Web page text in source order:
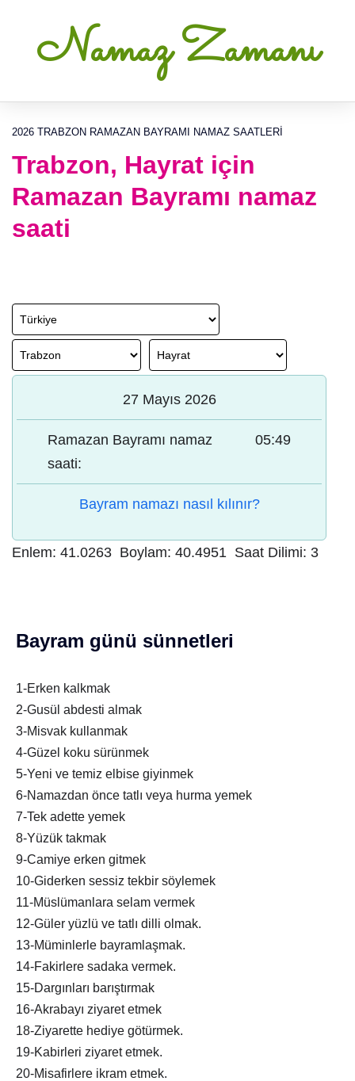
Namaz Zamanı
2026 TRABZON RAMAZAN BAYRAMI NAMAZ SAATLERI
Trabzon, Hayrat için
Ramazan Bayramı namaz
saati
27 Mayıs 2026
Ramazan Bayramı namaz
saati:
05:49
Bayram namazı nasıl kılınır?
Enlem: 41.0263 Boylam: 40.4951 Saat Dilimi: 3
Bayram günü sünnetleri
1-Erken kalkmak
2-Gusül abdesti almak
3-Misvak kullanmak
4-Güzel koku sürünmek
5-Yeni ve temiz elbise giyinmek
6-Namazdan önce tatlı veya hurma yemek
7-Tek adette yemek
8-Yüzük takmak
9-Camiye erken gitmek
10-Giderken sessiz tekbir söylemek
11-Müslümanlara selam vermek
12-Güler yüzlü ve tatlı dilli olmak.
13-Müminlerle bayramlaşmak.
14-Fakirlere sadaka vermek.
15-Dargınları barıştırmak
16-Akrabayı ziyaret etmek
18-Ziyarette hediye götürmek.
19-Kabirleri ziyaret etmek.
20-Misafirlere ikram etmek.